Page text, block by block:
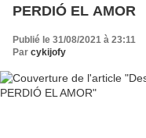
PERDIÓ EL AMOR
Publié le 31/08/2021 à 23:11
Par cykijofy